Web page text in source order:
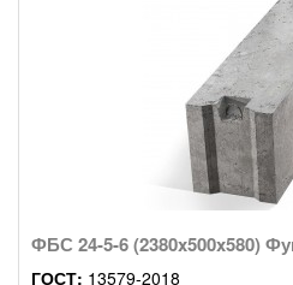
ФБС 24-5-6 (2380x500x580)
ГОСТ: 13579-2018